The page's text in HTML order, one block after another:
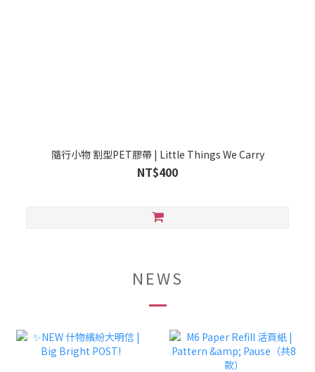
隨行小物 割型PET膠帶 | Little Things We Carry
NT$400
NEWS